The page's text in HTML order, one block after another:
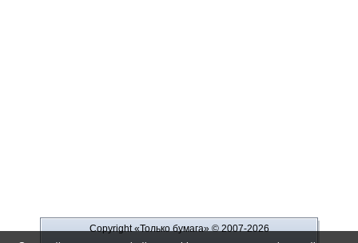
Copyright «Только бумага»© 2007-2026